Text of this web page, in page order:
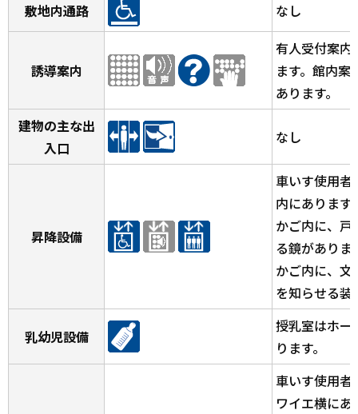
敷地内通路
なし
誘導案内
有人受付案内
ます。館内
あります。
建物の主な出
入口
なし
昇降設備
車いす使用者
内にあります
かご内に、戸
る鏡がありま
かご内に、文
を知らせる装
乳幼児設備
授乳室はホー
ります。
車いす使用者
ワイエ横にあ